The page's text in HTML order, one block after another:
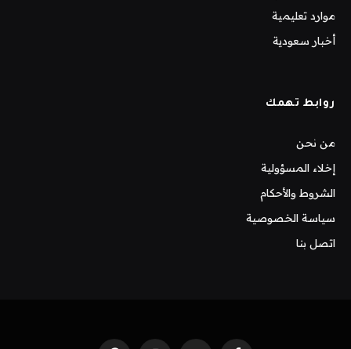
موارد تعليمية
أخبار سعودية
روابط تهمك
من نحن
إخلاء المسؤولية
الشروط والأحكام
سياسة الخصوصية
اتصل بنا